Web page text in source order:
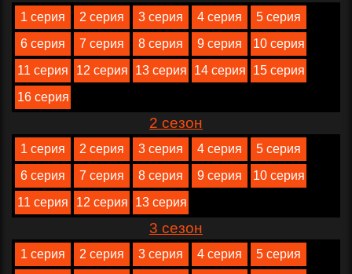
1 серия 2 серия 3 серия 4 серия
5 серия
6 серия
7 серия 8 серия 9 серия
10 серия
11 серия
12 серия 13 серия 14 серия
15 серия
16 серия
2 сезон
1 серия 2 серия 3 серия 4 серия
5 серия
6 серия
7 серия 8 серия 9 серия
10 серия
11 серия
12 серия 13 серия
3 сезон
1 серия 2 серия 3 серия 4 серия
5 серия